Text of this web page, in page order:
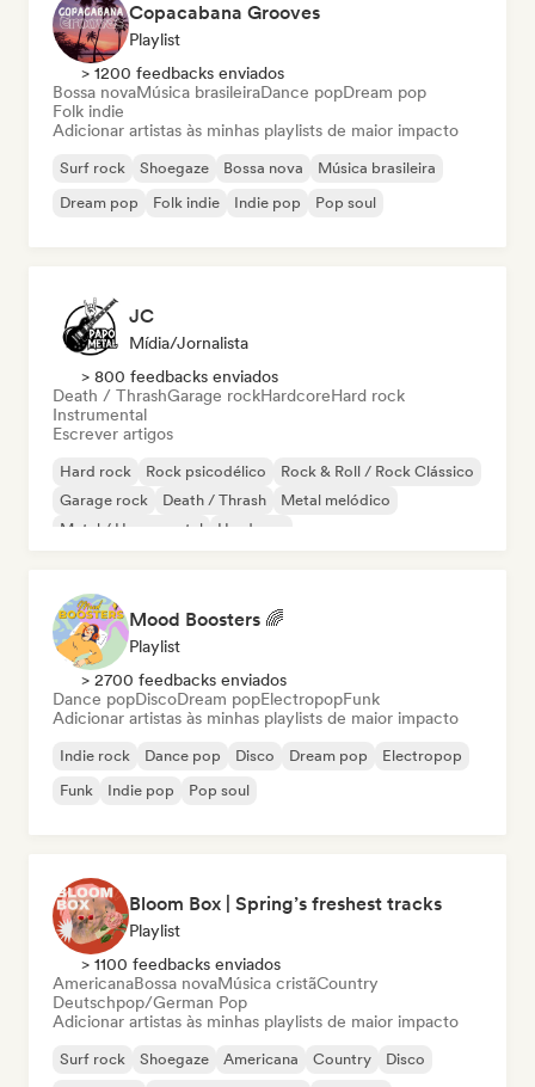
Copacabana Grooves
Playlist
> 1200 feedbacks enviados
Bossa novaMúsica brasileiraDance popDream pop
Folk indie
Adicionar artistas às minhas playlists de maior impacto
Surf rock Shoegaze Bossa nova
Música brasileira
Dream pop
Folk indie Indie pop Pop soul
JC
Mídia/Jornalista
> 800 feedbacks enviados
Death / ThrashGarage rockHardcoreHard rock
Instrumental
Escrever artigos
Hard rock Rock psicodélico
Rock & Roll / Rock Clássico
Garage rock
Death / Thrash
Metal melódico
Metal / Heavy metal
Hardcore
Mood Boosters 🌈
Playlist
> 2700 feedbacks enviados
Dance popDiscoDream popElectropopFunk
Adicionar artistas às minhas playlists de maior impacto
Indie rock Dance pop Disco Dream pop
Electropop
Funk
Indie pop Pop soul
Bloom Box | Spring’s freshest tracks
Playlist
> 1100 feedbacks enviados
AmericanaBossa novaMúsica cristãCountry
Deutschpop/German Pop
Adicionar artistas às minhas playlists de maior impacto
Surf rock Shoegaze Americana Country
Disco